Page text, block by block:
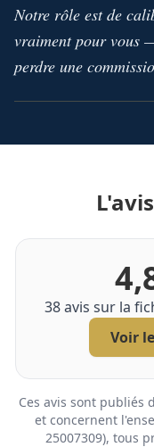
Notre rôle est de
vraiment pour vous
perdre une
38avis sur la
Voir
Ces avis sont publiés
et concernent
25007309), tous